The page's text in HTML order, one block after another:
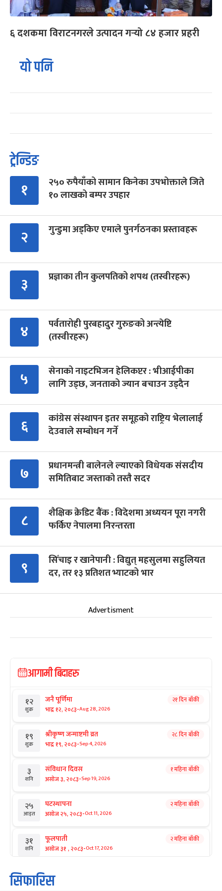
६ दशकमा विराटनगरले उत्पादन गर्‍यो ८४ हजार प्रहरी
यो पनि
ट्रेन्डिङ
१
२५० रुपैयाँको सामान किनेका उपभोक्ताले जिते
१० लाखको बम्पर उपहार
२ गुन्डुमा अड्किए एमाले पुनर्गठनका प्रस्तावहरू
३ प्रज्ञाका तीन कुलपतिको शपथ (तस्वीरहरू)
४
पर्वतारोही पुरबहादुर गुरुङको अन्त्येष्टि
(तस्वीरहरू)
५
सेनाको नाइटभिजन हेलिकप्टर : भीआईपीका
लागि उड्छ, जनताको ज्यान बचाउन उड्दैन
६
कांग्रेस संस्थापन इतर समूहको राष्ट्रिय भेलालाई
देउवाले सम्बोधन गर्ने
७
प्रधानमन्त्री बालेनले ल्याएको विधेयक संसदीय
समितिबाट जस्ताको तस्तै सदर
८
शैक्षिक क्रेडिट बैंक : विदेशमा अध्ययन पूरा नगरी
फर्किए नेपालमा निरन्तरता
९
सिँचाइ र खानेपानी : विद्युत् महसुलमा सहुलियत
दर, तर १३ प्रतिशत भ्याटको भार
Advertisment
आगामी बिदाहरु
१२
शुक्र
जनै पूर्णिमा
भाद्र १२, २०८३-Aug 28, 2026
२१ दिन बाँकी
१९
शुक्र
श्रीकृष्ण जन्माष्टमी व्रत
भाद्र १९, २०८३-Sep 4, 2026
२८ दिन बाँकी
३
शनि
संविधान दिवस
असोज ३, २०८३-Sep 19, 2026
१ महिना बाँकी
२५
आइत
घटस्थापना
असोज २५, २०८३-Oct 11, 2026
२ महिना बाँकी
३१
शनि
फूलपाती
असोज ३१ , २०८३-Oct 17, 2026
२ महिना बाँकी
१
आइत
कार्तिक सङ्क्रान्ति
कार्तिक १, २०८३
सिफारिस